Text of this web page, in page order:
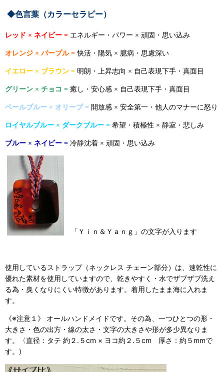
◆色言葉 （カラーセラピー）
レッド × ネイビー = エネルギー・パワー × 頑固・思い込み
オレンジ × パープル = 快活・陽気 × 臆病・思慮深い
イエロー × ブラウン = 明朗・上昇志向 × 自己表現下手・真面目
グリーン × チョコ = 癒し・安心感 × 自己表現下手・真面目
ペールブルー × オリーブ = 開放感 × 安全第一・他人のマナーに怒り
ロイヤルブルー × ダークブルー = 希望・積極性 × 静寂・悲しみ
ブルー × ネイビー = 冷静沈着 × 頑固・思い込み
「Ｙｉｎ＆Ｙａｎｇ」の文字が入ります
使用しているストラップ（ネックレス チェーン部分）は、速乾性に
優れた素材を使用していますので、乾きやすく・水でザブザブ洗え
る為・臭くなりにくい特徴があります。着用したまま海に入れま
す。
《※注意１》 オールハンドメイドです。その為、一つひとつの形・
大きさ・色の出方・線の太さ・文字の大きさや形が多少異なりま
す。〈直径：タテ 約２.５cm × ヨコ約２.５cm 厚さ：約５mmで
す。)